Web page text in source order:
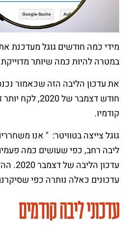
מידי כמה חודשים גוגל מעדכנת
במטרה להיות כמה שיותר
את עדכון הליבה הזה שכאמור
חודש דצמבר של
קודמיו.
גוגל צייצה בטוויטר: " אנו
ליבה רחב, כפי שעושים כמה
עדכון
עדכונים כאלה נותרה כפי
עדכוני ליבה קודמים